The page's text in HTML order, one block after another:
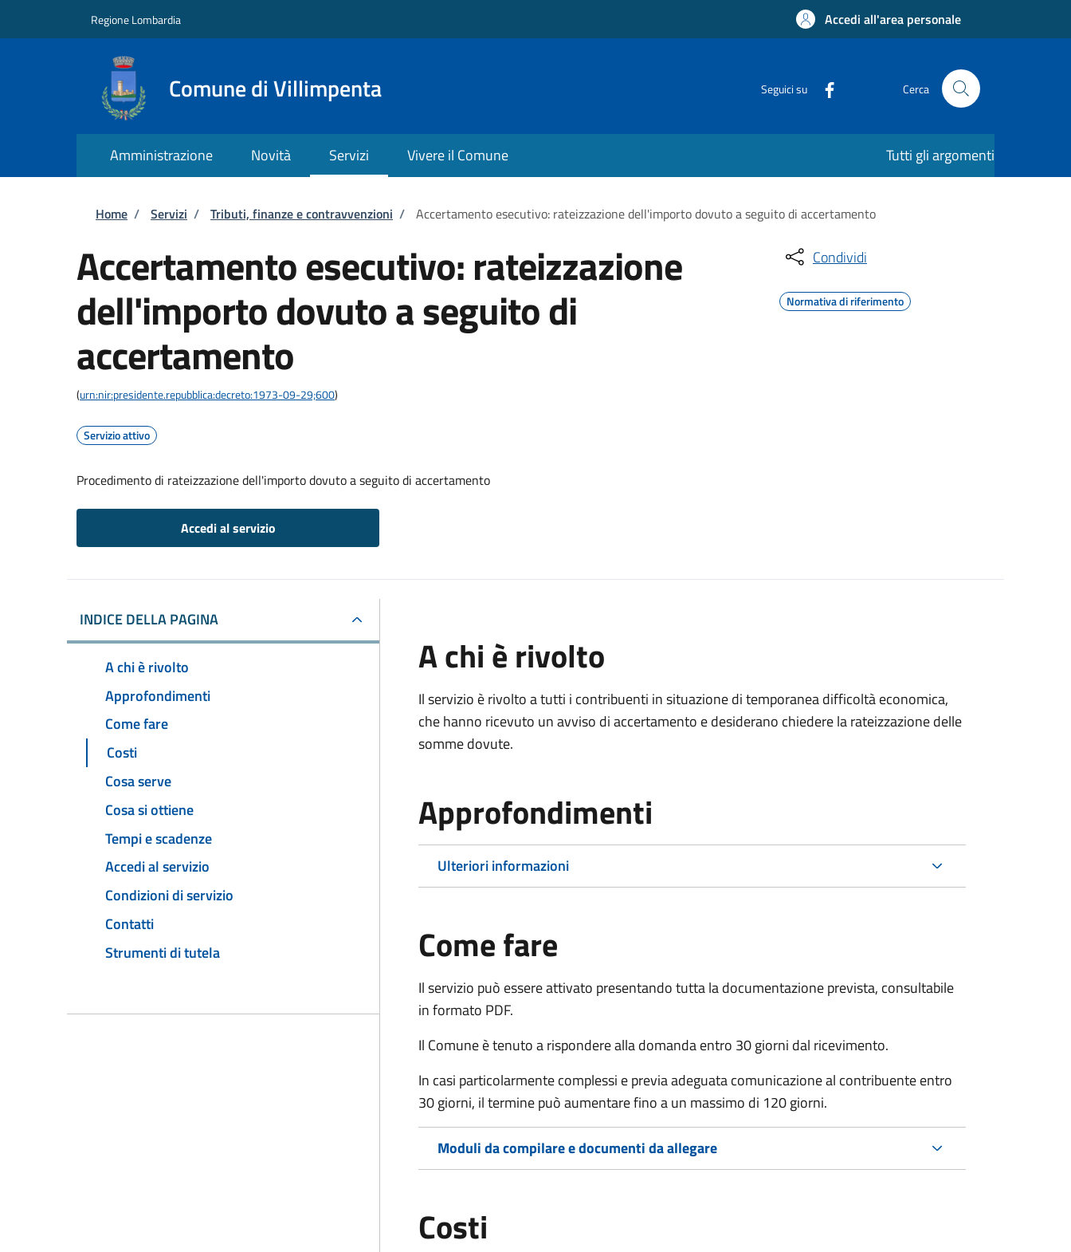
Regione Lombardia Accedi all'area personale
Comune di Villimpenta Seguici su Cerca
Amministrazione Novità Servizi Vivere il Comune Tutti gli argomenti
Briciole di pane
Home / Servizi / Tributi, finanze e contravvenzioni / Accertamento esecutivo: rateizzazione dell'importo dovuto a seguito di accertamento
Accertamento esecutivo: rateizzazione
dell'importo dovuto a seguito di
accertamento
(urn:nir:presidente.repubblica:decreto:1973-09-29;600)
Servizio attivo
Procedimento di rateizzazione dell'importo dovuto a seguito di accertamento
Accedi al servizio
Condividi
Normativa di riferimento
INDICE DELLA PAGINA
A chi è rivolto
Approfondimenti
Come fare
Costi
Cosa serve
Cosa si ottiene
Tempi e scadenze
Accedi al servizio
Condizioni di servizio
Contatti
Strumenti di tutela
A chi è rivolto
Il servizio è rivolto a tutti i contribuenti in situazione di temporanea difficoltà economica,
che hanno ricevuto un avviso di accertamento e desiderano chiedere la rateizzazione delle
somme dovute.
Approfondimenti
Ulteriori informazioni
Come fare
Il servizio può essere attivato presentando tutta la documentazione prevista, consultabile
in formato PDF.
Il Comune è tenuto a rispondere alla domanda entro 30 giorni dal ricevimento.
In casi particolarmente complessi e previa adeguata comunicazione al contribuente entro
30 giorni, il termine può aumentare fino a un massimo di 120 giorni.
Moduli da compilare e documenti da allegare
Costi